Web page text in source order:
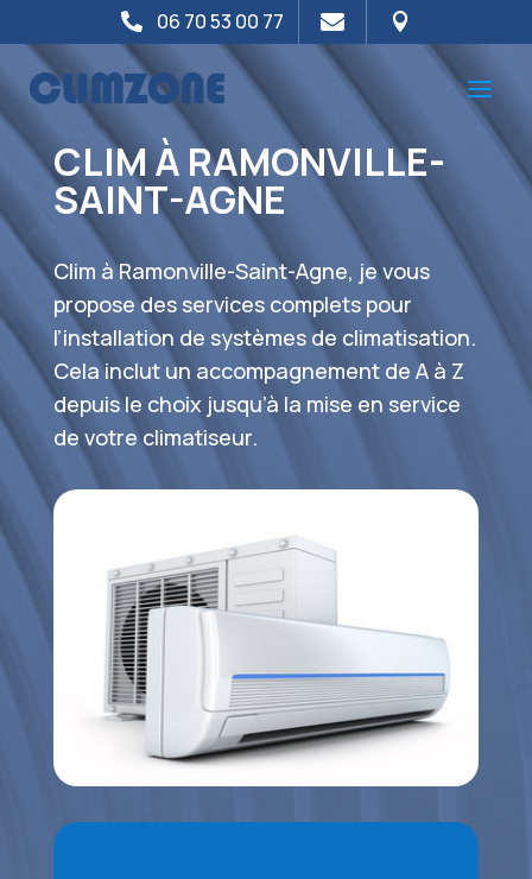
 06 70 53 00 77  
CLIM À RAMONVILLE-
SAINT-AGNE
Clim à Ramonville-Saint-Agne, je vous
propose des services complets pour
l’installation de systèmes de climatisation.
Cela inclut un accompagnement de A à Z
depuis le choix jusqu’à la mise en service
de votre climatiseur.